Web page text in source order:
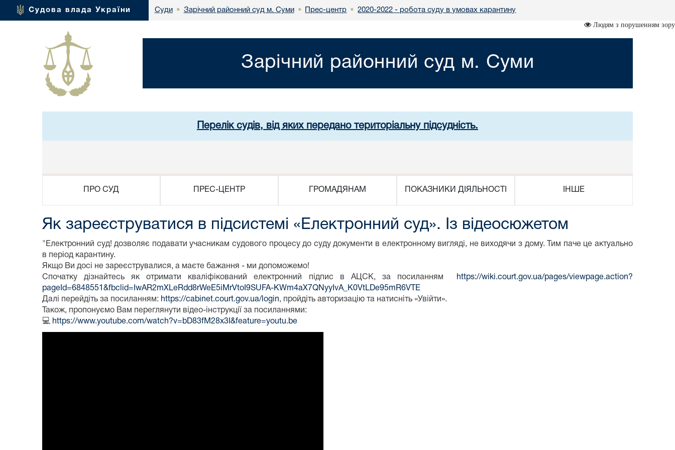
Судова влада України Суди • Зарічний районний суд м. Суми • Прес-центр • 2020-2022 - робота суду в умовах карантину
Людям з порушенням зору
Зарічний районний суд м. Суми
Перелік судів, від яких передано територіальну підсудність.
ПРО СУД ПРЕС-ЦЕНТР ГРОМАДЯНАМ ПОКАЗНИКИ ДІЯЛЬНОСТІ ІНШЕ
Як зареєструватися в підсистемі «Електронний суд». Із відеосюжетом
"Електронний суд! дозволяє подавати учасникам судового процесу до суду документи в електронному вигляді, не виходячи з дому. Тим паче це актуально
в період карантину.
Якщо Ви досі не зареєструвалися, а маєте бажання - ми допоможемо!
Спочатку дізнайтесь як отримати кваліфікований електронний підпис в АЦСК, за посиланням
https://wiki.court.gov.ua/pages/viewpage.action?
pageId=6848551&fbclid=IwAR2mXLeRdd8rWeE5iMrVtoI9SUFA-KWm4aX7QNyyIvA_K0VtLDe95mR6VTE
Далі перейдіть за посиланням: https://cabinet.court.gov.ua/login, пройдіть авторизацію та натисніть «Увійти».
Також, пропонуємо Вам переглянути відео-інструкції за посиланнями:
💻 https://www.youtube.com/watch?v=bD83fM28x3I&feature=youtu.be